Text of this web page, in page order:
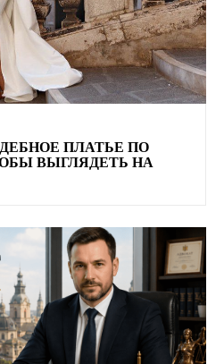
ПЛАТЬЕ ПО
ВЫГЛЯДЕТЬ НА